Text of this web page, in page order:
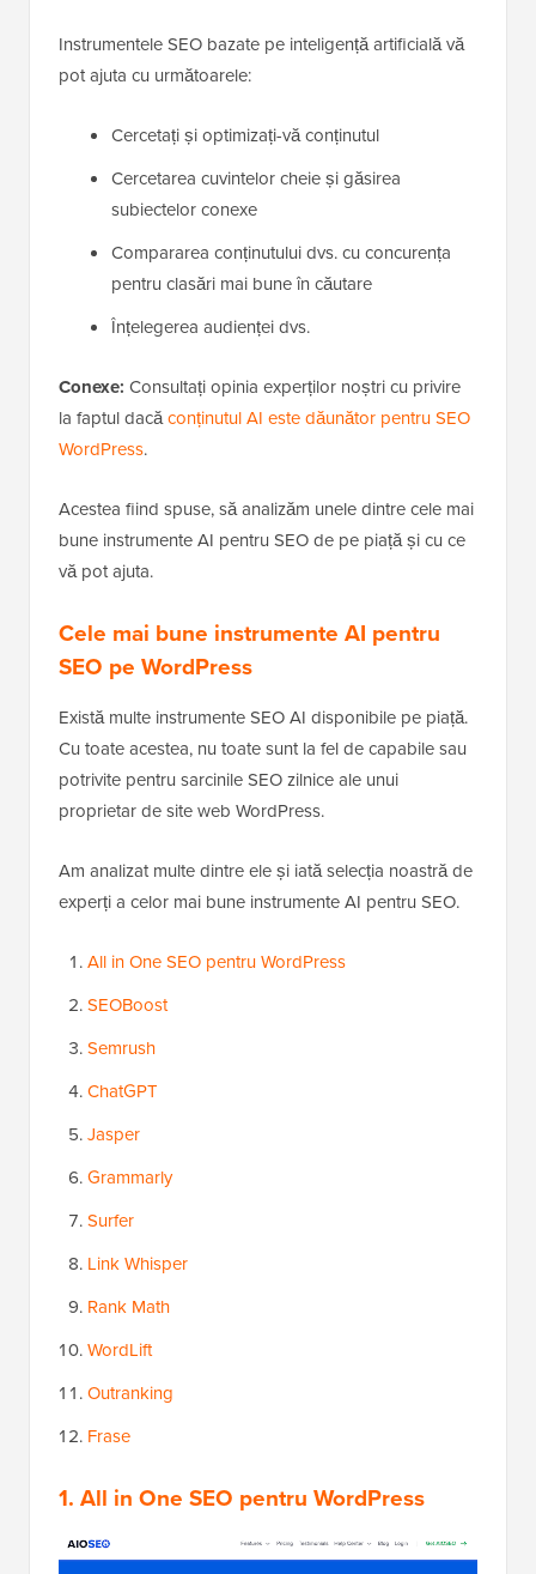
Instrumentele SEO bazate pe inteligență artificială vă
pot ajuta cu următoarele:
Cercetați și optimizați-vă conținutul
Cercetarea cuvintelor cheie și găsirea
subiectelor conexe
Compararea conținutului dvs. cu concurența
pentru clasări mai bune în căutare
Înțelegerea audienței dvs.
Conexe: Consultați opinia experților noștri cu privire
la faptul dacăconținutul AI este dăunător pentru SEO
WordPress.
Acestea fiind spuse, să analizăm unele dintre cele mai
bune instrumente AI pentru SEO de pe piață și cu ce
vă pot ajuta.
Cele mai bune instrumente AI pentru
SEO pe WordPress
Există multe instrumente SEO AI disponibile pe piață.
Cu toate acestea, nu toate sunt la fel de capabile sau
potrivite pentru sarcinile SEO zilnice ale unui
proprietar de site web WordPress.
Am analizat multe dintre ele și iată selecția noastră de
experți a celor mai bune instrumente AI pentru SEO.
All in One SEO pentru WordPress
SEOBoost
Semrush
ChatGPT
Jasper
Grammarly
Surfer
Link Whisper
Rank Math
WordLift
Outranking
Frase
1. All in One SEO pentru WordPress